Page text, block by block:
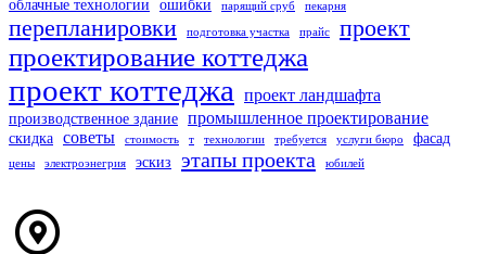
облачные технологии
ошибки парящий сруб пекарня
перепланировки подготовка участка прайс проект
проектирование коттеджа
проект коттеджа проект ландшафта
производственное здание промышленное проектирование
скидка советы стоимость т технологии требуется услуги бюро фасад
цены электроэнегрия эскиз этапы проекта юбилей